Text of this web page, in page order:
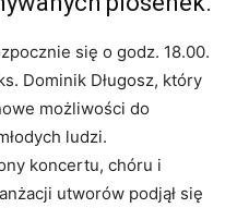
się o godz. 18.00.
Dominik Długosz, który
możliwości do
ludzi.
koncertu, chóru i
utworów podjął się